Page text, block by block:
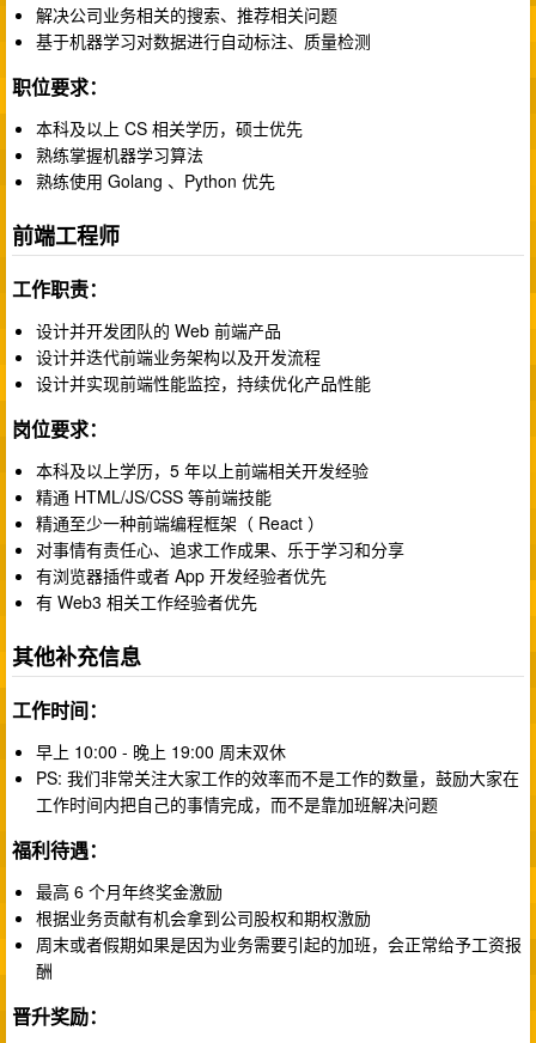
解决公司业务相关的搜索、推荐相关问题
基于机器学习对数据进行自动标注、质量检测
职位要求：
本科及以上 CS 相关学历，硕士优先
熟练掌握机器学习算法
熟练使用 Golang 、Python 优先
前端工程师
工作职责：
设计并开发团队的 Web 前端产品
设计并迭代前端业务架构以及开发流程
设计并实现前端性能监控，持续优化产品性能
岗位要求：
本科及以上学历，5 年以上前端相关开发经验
精通 HTML/JS/CSS 等前端技能
精通至少一种前端编程框架（ React ）
对事情有责任心、追求工作成果、乐于学习和分享
有浏览器插件或者 App 开发经验者优先
有 Web3 相关工作经验者优先
其他补充信息
工作时间：
早上 10:00 - 晚上 19:00 周末双休
PS: 我们非常关注大家工作的效率而不是工作的数量，鼓励大家在
工作时间内把自己的事情完成，而不是靠加班解决问题
福利待遇：
最高 6 个月年终奖金激励
根据业务贡献有机会拿到公司股权和期权激励
周末或者假期如果是因为业务需要引起的加班，会正常给予工资报
酬
晋升奖励：